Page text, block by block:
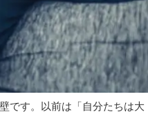
です。以前は「自分たちは大